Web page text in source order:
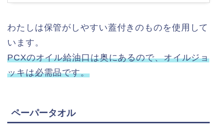
わたしは保管がしやすい蓋付きのものを使用して
います。
PCXのオイル給油口は奥にあるので、オイルジョ
ッキは必需品です。
ペーパータオル